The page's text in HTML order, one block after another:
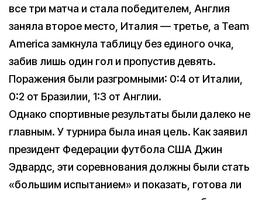
все три матча и стала победителем, Англия
заняла второе место, Италия — третье, а Team
America замкнула таблицу без единого очка,
забив лишь один гол и пропустив девять.
Поражения были разгромными: 0:4 от Италии,
0:2 от Бразилии, 1:3 от Англии.
Однако спортивные результаты были далеко не
главным. У турнира была иная цель. Как заявил
президент Федерации футбола США Джин
Эдвардс, эти соревнования должны были стать
«большим испытанием» и показать, готова ли